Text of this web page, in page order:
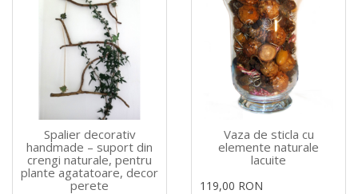
Spalier decorativ
handmade – suport din
crengi naturale, pentru
plante agatatoare, decor
perete
Vaza de sticla cu
elemente naturale
lacuite
119,00 RON